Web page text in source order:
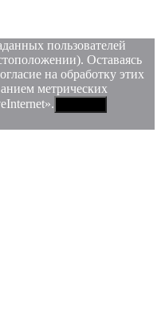
пользователей
Оставаясь
на обработку этих
метрических